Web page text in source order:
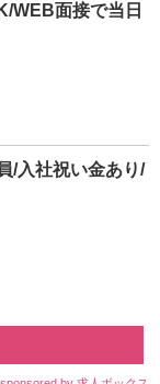
WEB面接で当日
/入社祝い金あり/